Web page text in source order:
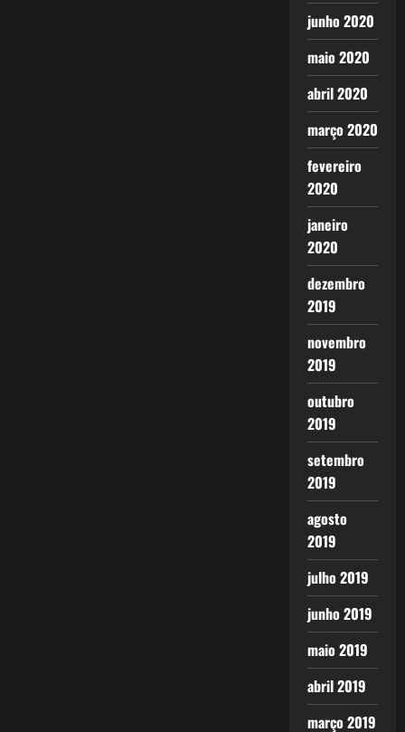
junho 2020
maio 2020
abril 2020
março 2020
fevereiro
2020
janeiro
2020
dezembro
2019
novembro
2019
outubro
2019
setembro
2019
agosto
2019
julho 2019
junho 2019
maio 2019
abril 2019
março 2019